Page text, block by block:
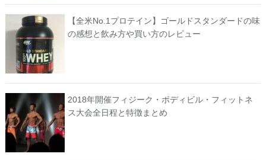
【全米No.1プロテイン】ゴールドスタンダードの味
の感想と飲み方や買い方のレビュー
2018年開催フィジーク・ボディビル・フィットネ
ス大会全日程と特徴まとめ